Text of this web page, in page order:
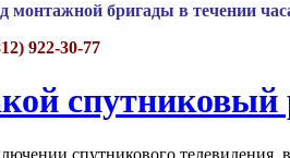
монтажной бригады в течении
922-30-77
спутниковый
спутникового телевидения,